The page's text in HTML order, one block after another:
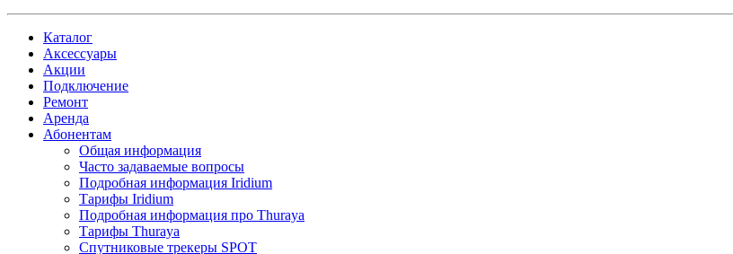
Каталог
Аксессуары
Акции
Подключение
Ремонт
Аренда
Абонентам
Общая информация
Часто задаваемые вопросы
Подробная информация Iridium
Тарифы Iridium
Подробная информация про Thuraya
Тарифы Thuraya
Спутниковые трекеры SPOT